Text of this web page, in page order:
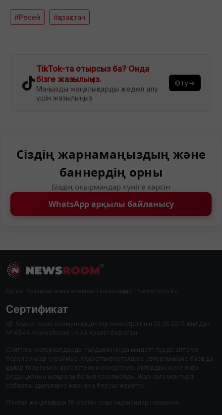
#Ресей #қазақстан
TikTok-та отырсыз ба? Онда
бізге жазылыңыз.
Маңызды жаңалықтарды жедел алу
үшін жазылыңыз.
Өту→
Сіздің жарнамаңыздың және
баннердің орны
Біздің оқырмандар күніге көрсін
WhatsApp арқылы байланысу
Бүгінгі Қазақстан және әлемдегі жаңалықтар | Newsroom.kz
Сертификат
ҚР Ақпарат және коммуникациялар министрлігінің 25.05.2017 жылдан
№16544 «NewsRoom +» АА Куәлігі берілген.
Сайттағы материалдарды пайдаланғанда міндетті түрде сілтеме
берулеріңізді сұраймыз. Ақпараттық порталдағы авторлық және басқа да
құқықтар толығымен қорғалатынын ескертеміз. Автордың жеке пікірі
редакцияның көзқарасы болып саналмайды. Жарнама мен түрлі
хабарландыруларға жарнама беруші жауапты.
Портал жаңалықтары 18 жастан асқан оқырмандар назарына.